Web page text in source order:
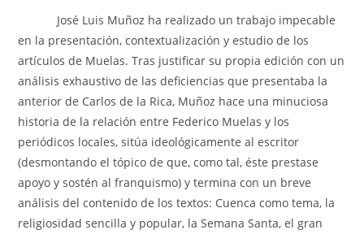
José Luis Muñoz ha realizado un trabajo impecable
en la presentación, contextualización y estudio de los
artículos de Muelas. Tras justificar su propia edición con un
análisis exhaustivo de las deficiencias que presentaba la
anterior de Carlos de la Rica, Muñoz hace una minuciosa
historia de la relación entre Federico Muelas y los
periódicos locales, sitúa ideológicamente al escritor
(desmontando el tópico de que, como tal, éste prestase
apoyo y sostén al franquismo) y termina con un breve
análisis del contenido de los textos: Cuenca como tema, la
religiosidad sencilla y popular, la Semana Santa, el gran